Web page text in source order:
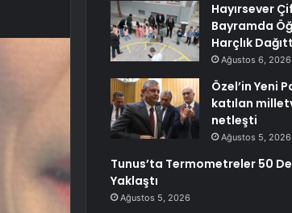
Hayırsever
Bayramda
Harçlık
Ağustos 6, 2026
Özel’in Yeni
katılan
netleşti
Ağustos 5, 2026
Tunus’ta Termometreler 50
Yaklaştı
Ağustos 5, 2026